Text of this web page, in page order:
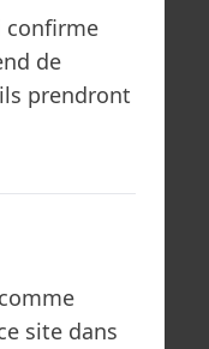
confirme
de
prendront
site dans